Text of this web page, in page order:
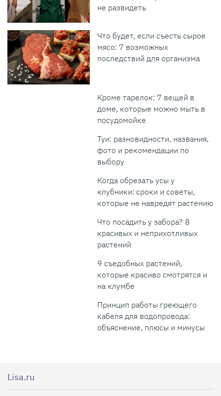
не развидеть
Что будет, если съесть сырое
мясо: 7 возможных
последствий для организма
Кроме тарелок: 7 вещей в
доме, которые можно мыть в
посудомойке
Туи: разновидности, названия,
фото и рекомендации по
выбору
Когда обрезать усы у
клубники: сроки и советы,
которые не навредят растению
Что посадить у забора? 8
красивых и неприхотливых
растений
9 съедобных растений,
которые красиво смотрятся и
на клумбе
Принцип работы греющего
кабеля для водопровода:
объяснение, плюсы и минусы
Lisa.ru